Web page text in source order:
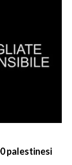
palestinesi